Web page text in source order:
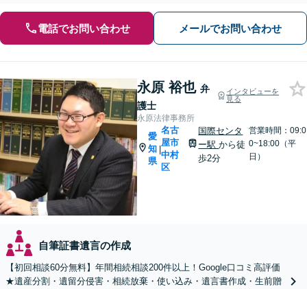
電話でお問い合わせ メールでお問い合わせ
永原 裕也 弁
護士
インタビューを
見る
永原法律事務所
愛
知
県
|
名古
屋市
中村
区
国際センタ
ー駅から徒
歩2分
営業時間：09:0
0~18:00（平
日）
自筆証書遺言の作成
【初回相談60分無料】年間相続相談200件以上！Google口コミ高評価
★遺産分割・遺留分侵害・相続放棄・使い込み・遺言書作成・生前贈